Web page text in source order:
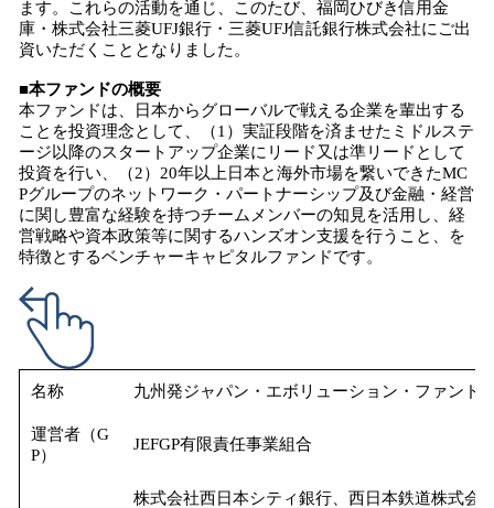
ます。これらの活動を通じ、このたび、福岡ひびき信用金
庫・株式会社三菱UFJ銀行・三菱UFJ信託銀行株式会社にご出
資いただくこととなりました。
■本ファンドの概要
本ファンドは、日本からグローバルで戦える企業を輩出する
ことを投資理念として、（1）実証段階を済ませたミドルステ
ージ以降のスタートアップ企業にリード又は準リードとして
投資を行い、（2）20年以上日本と海外市場を繋いできたMC
Pグループのネットワーク・パートナーシップ及び金融・経営
に関し豊富な経験を持つチームメンバーの知見を活用し、経
営戦略や資本政策等に関するハンズオン支援を行うこと、を
特徴とするベンチャーキャピタルファンドです。
名称 九州発ジャパン・エボリューション・ファンド
運営者（G
P）
JEFGP有限責任事業組合
株式会社西日本シティ銀行、西日本鉄道株式会